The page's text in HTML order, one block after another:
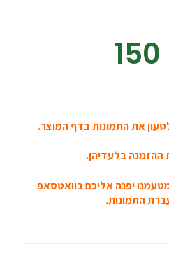
‎150
את התמונות בדף המוצר.
ההזמנה בלעדיהן.
יפנה אליכם בוואטסאפ
התמונות.